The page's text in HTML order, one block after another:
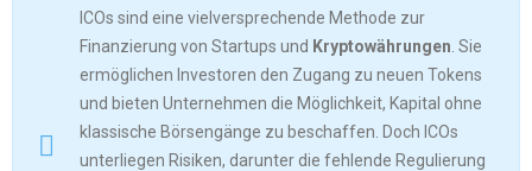
ICOs sind eine vielversprechende Methode zur
Finanzierung von Startups und Kryptowährungen . Sie
ermöglichen Investoren den Zugang zu neuen Tokens
und bieten Unternehmen die Möglichkeit, Kapital ohne
klassische Börsengänge zu beschaffen. Doch ICOs
unterliegen Risiken, darunter die fehlende Regulierung